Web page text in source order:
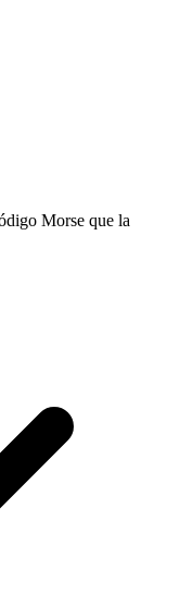
Morse que la